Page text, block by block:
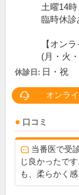
土曜14
臨時休診
【オン
(月・火
休診日: 日・祝
オンラ
口コミ
当番医で受
じ良かったで
も、柔らかく感